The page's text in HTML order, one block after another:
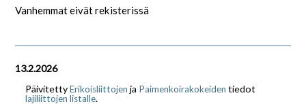
Vanhemmat eivät rekisterissä
13.2.2026
PäivitettyErikoisliittojen ja Paimenkoirakokeiden tiedot
lajiliittojen listalle.